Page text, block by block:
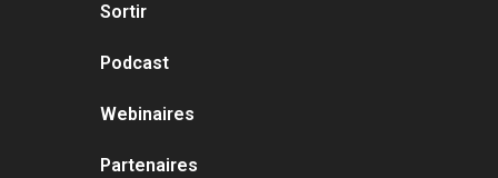
Sortir
Podcast
Webinaires
Partenaires